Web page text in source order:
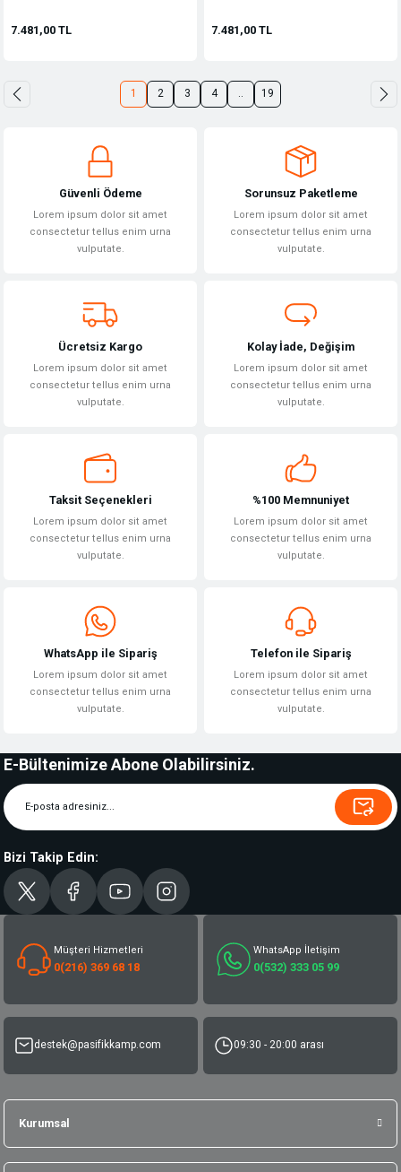
7.481,00 TL 7.481,00 TL
1 2 3 4 .. 19
Güvenli Ödeme
Lorem ipsum dolor sit amet
consectetur tellus enim urna
vulputate.
Sorunsuz Paketleme
Lorem ipsum dolor sit amet
consectetur tellus enim urna
vulputate.
Ücretsiz Kargo
Lorem ipsum dolor sit amet
consectetur tellus enim urna
vulputate.
Kolay İade, Değişim
Lorem ipsum dolor sit amet
consectetur tellus enim urna
vulputate.
Taksit Seçenekleri
Lorem ipsum dolor sit amet
consectetur tellus enim urna
vulputate.
%100 Memnuniyet
Lorem ipsum dolor sit amet
consectetur tellus enim urna
vulputate.
WhatsApp ile Sipariş
Lorem ipsum dolor sit amet
consectetur tellus enim urna
vulputate.
Telefon ile Sipariş
Lorem ipsum dolor sit amet
consectetur tellus enim urna
vulputate.
E-Bültenimize Abone Olabilirsiniz.
Bizi Takip Edin:
Müşteri Hizmetleri
0(216) 369 68 18
WhatsApp İletişim
0(532) 333 05 99
destek@pasifikkamp.com 09:30 - 20:00 arası
Kurumsal